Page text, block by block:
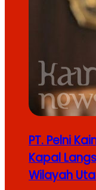
PT. Pelni
Kapal
Wilayah